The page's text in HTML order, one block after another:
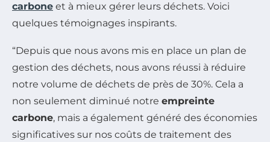
carbone et à mieux gérer leurs déchets. Voici
quelques témoignages inspirants.
“Depuis que nous avons mis en place un plan de
gestion des déchets, nous avons réussi à réduire
notre volume de déchets de près de 30%. Cela a
non seulement diminué notre empreinte
carbone, mais a également généré des économies
significatives sur nos coûts de traitement des